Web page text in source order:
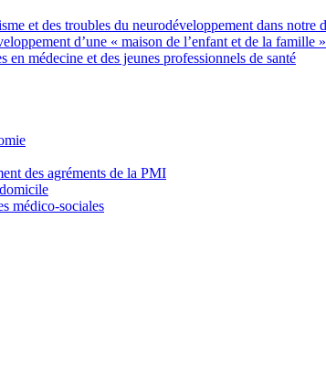
et des troubles du neurodéveloppement dans notre
d’une « maison de l’enfant et de la famille
médecine et des jeunes professionnels de santé
des agréments de la PMI
médico-sociales